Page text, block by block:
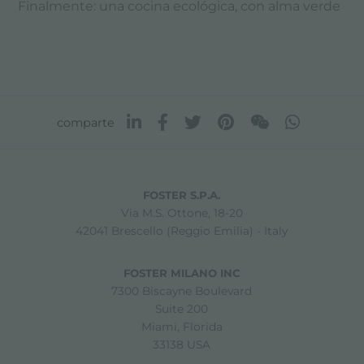
Finalmente: una cocina ecológica, con alma verde
comparte
FOSTER S.P.A.
Via M.S. Ottone, 18-20
42041 Brescello (Reggio Emilia) - Italy
FOSTER MILANO INC
7300 Biscayne Boulevard
Suite 200
Miami, Florida
33138 USA